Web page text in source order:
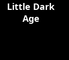
Little Dark
Age